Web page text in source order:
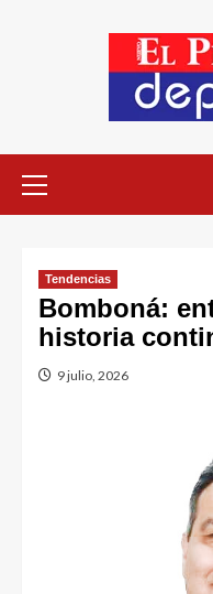
Tendencias
Bomboná:
historia
9 julio, 2026